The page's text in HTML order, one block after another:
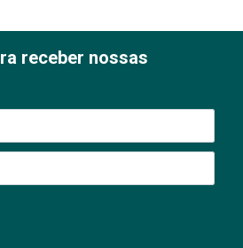
receber nossas